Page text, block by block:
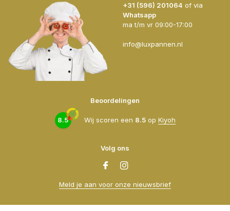
+31 (596) 201064 of via
Whatsapp
ma t/m vr 09:00-17:00
info@luxpannen.nl
Beoordelingen
8.5 Wij scoren een 8.5op Kiyoh
Volg ons
Meld je aan voor onze nieuwsbrief